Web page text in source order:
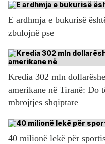
E ardhmja e bukurisë
zbulojnë pse
Kredia 302 mln
amerikane në Tiranë: Do
mbrojtjes shqiptare
40 milionë lekë për